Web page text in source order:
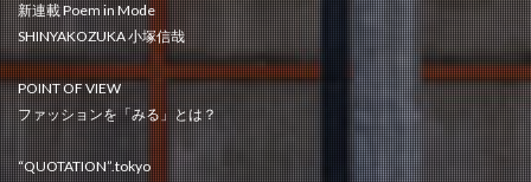
新連載 Poem in Mode
SHINYAKOZUKA 小塚信哉
POINT OF VIEW
ファッションを「みる」とは？
“QUOTATION”.tokyo